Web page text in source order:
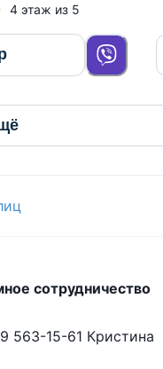
4 этаж из 5
сотрудничество
563-15-61 Кристина